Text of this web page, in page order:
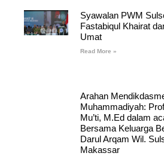
Syawalan PWM
Fastabiqul Khairat
Umat
Read More »
Arahan
Muhammadiyah:
Mu’ti, M.Ed dalam
Bersama Keluarga
Darul Arqam Wil.
Makassar